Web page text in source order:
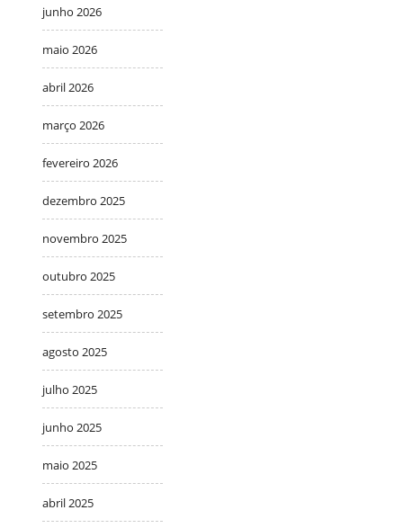
junho 2026
maio 2026
abril 2026
março 2026
fevereiro 2026
dezembro 2025
novembro 2025
outubro 2025
setembro 2025
agosto 2025
julho 2025
junho 2025
maio 2025
abril 2025